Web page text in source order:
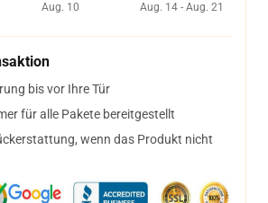
Aug. 10
Aug. 14 - Aug. 21
bis vor Ihre Tür
für alle Pakete bereitgestellt
wenn das Produkt nicht